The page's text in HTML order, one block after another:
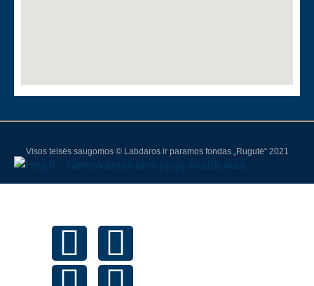
Visos teisės saugomos © Labdaros ir paramos fondas „Rugutė“ 2021